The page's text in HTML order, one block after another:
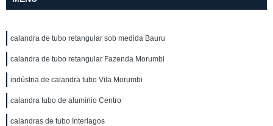
calandra de tubo retangular sob medida Bauru
calandra de tubo retangular Fazenda Morumbi
indústria de calandra tubo Vila Morumbi
calandra tubo de alumínio Centro
calandras de tubo Interlagos